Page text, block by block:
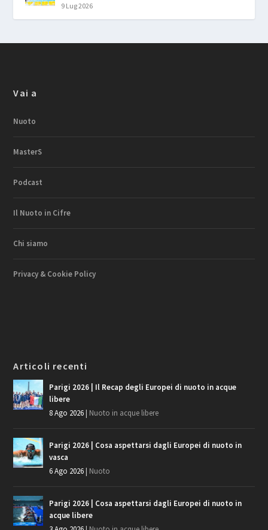
9 Lug 2026
Vai a
Nuoto
MasterS
Podcast
Il Nuoto in Cifre
Chi siamo
Privacy & Cookie Policy
Articoli recenti
Parigi 2026 | Il Recap degli Europei di nuoto in acque
libere
8 Ago 2026| Nuoto in acque libere
Parigi 2026 | Cosa aspettarsi dagli Europei di nuoto in
vasca
6 Ago 2026| Nuoto
Parigi 2026 | Cosa aspettarsi dagli Europei di nuoto in
acque libere